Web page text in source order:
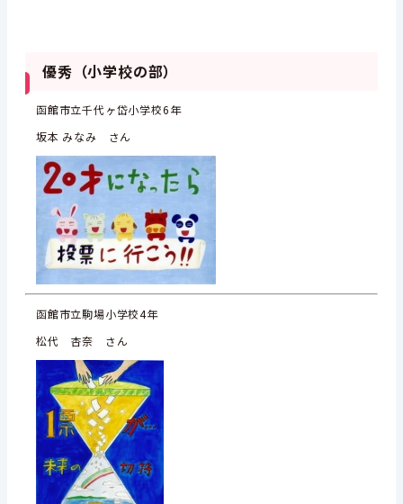
優秀（小学校の部）
函館市立千代ヶ岱小学校6年
坂本 みなみ さん
函館市立駒場小学校4年
松代 杏奈 さん